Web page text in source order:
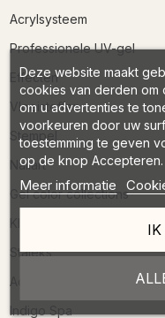
Acrylsysteem
Professionele UV-gel
Effecten
Vloeistoffen
Stempel
Nailart
Gel color collections
Staleks
Accessoires
Deze website maakt
cookies van derden om
om u advertenties te
voorkeuren door uw
toestemming te geven
op de knop Accepteren.
Meer informatie